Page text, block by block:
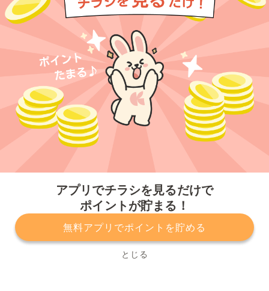
アプリでチラシを見るだけで
ポイントが貯まる！
無料アプリでポイントを貯める
とじる
プライバシーポリシー 利用規約
運営会社
サービスに関してのお問い合わせ